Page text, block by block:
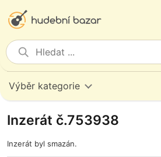
Výběr kategorie
Inzerát č.753938
Inzerát byl smazán.